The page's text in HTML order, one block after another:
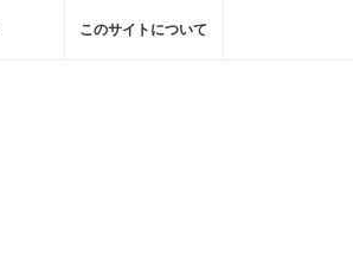
このサイトについて